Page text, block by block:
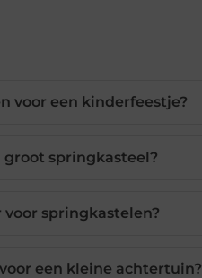
voor een kinderfeestje?
groot springkasteel?
springkastelen?
een kleine achtertuin?